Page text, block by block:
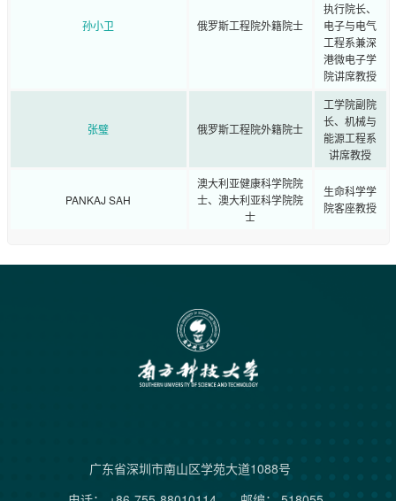
孙小卫 俄罗斯工程院外籍院士
执行院长、
电子与电气
工程系兼深
港微电子学
院讲席教授
张璧 俄罗斯工程院外籍院士
工学院副院
长、机械与
能源工程系
讲席教授
PANKAJ SAH
澳大利亚健康科学院院
士、澳大利亚科学院院
士
生命科学学
院客座教授
广东省深圳市南山区学苑大道1088号